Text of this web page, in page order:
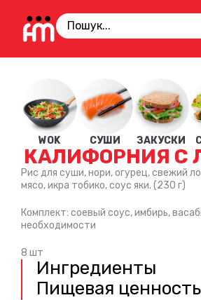
WOK СУШИ ЗАКУСКИ
КАЛИФОРНИЯ С
Рис для суши, нори, огурец, свежий
мясо, икра тобико, соус яки. (230 г)
Комплект: соевый соус, имбирь,
необходимости
8 шт
Ингредиенты
Пищевая ценность